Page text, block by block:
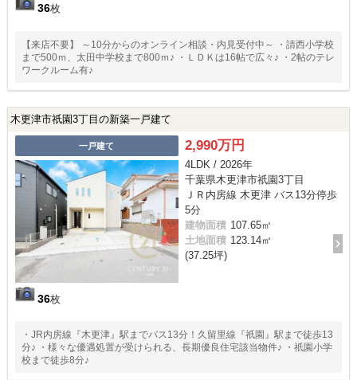
36枚
【来店不要】 ～10分からのオンライン相談・内見受付中～ ・請西小学校
まで500ｍ、太田中学校まで800ｍ♪ ・ＬＤＫは16帖で広々♪ ・2帖のテレ
ワークルーム有♪
木更津市祇園3丁目の新築一戸建て
一戸建て
36枚
2,990万円
4LDK / 2026年
千葉県木更津市祇園3丁目
ＪＲ内房線 木更津 バス13分停歩
5分
建物面積 107.65㎡
土地面積 123.14㎡
(37.25坪)
・JR内房線『木更津』駅までバス13分！久留里線『祇園』駅まで徒歩13
分♪ ・様々な優遇処置が受けられる、長期優良住宅該当物件♪ ・祇園小学
校まで徒歩8分♪